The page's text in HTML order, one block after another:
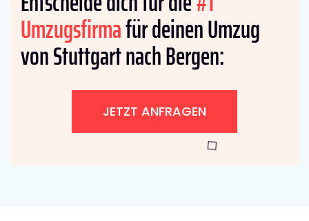
Umzugsfirmafür deinen Umzug
von Stuttgart nach Bergen:
JETZT ANFRAGEN